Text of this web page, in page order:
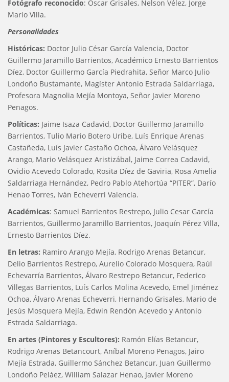
Fotógrafo reconocido: Oscar Grisales, Nelson Vélez, Jorge
Mario Villa.
Personalidades
Históricas: Doctor Julio César García Valencia, Doctor
Guillermo Jaramillo Barrientos, Académico Ernesto Barrientos
Díez, Doctor Guillermo García Piedrahita, Señor Marco Julio
Londoño Bustamante, Magíster Antonio Estrada Saldarriaga,
Profesora Magnolia Mejía Montoya, Señor Javier Moreno
Penagos.
Políticas: Jaime Isaza Cadavid, Doctor Guillermo Jaramillo
Barrientos, Tulio Mario Botero Uribe, Luís Enrique Arenas
Castañeda, Luís Javier Castaño Ochoa, Álvaro Velásquez
Arango, Mario Velásquez Aristizábal, Jaime Correa Cadavid,
Ovidio Acevedo Colorado, Rosita Díez de Gaviria, Rosa Amelia
Saldarriaga Hernández, Pedro Pablo Atehortúa “PITER”, Darío
Henao Torres, Iván Echeverri Valencia.
Académicas: Samuel Barrientos Restrepo, Julio Cesar García
Barrientos, Guillermo Jaramillo Barrientos, Joaquín Pérez Villa,
Ernesto Barrientos Díez.
En letras: Ramiro Arango Mejía, Rodrigo Arenas Betancur,
Delio Barrientos Restrepo, Aurelio Colorado Mosquera, Raúl
Echevarría Barrientos, Álvaro Restrepo Betancur, Federico
Villegas Barrientos, Luís Carlos Molina Acevedo, Emel Jiménez
Ochoa, Álvaro Arenas Echeverri, Hernando Grisales, Mario de
Jesús Mosquera Mejía, Edwin Rendón Acevedo y Antonio
Estrada Saldarriaga.
En artes (Pintores y Escultores): Ramón Elías Betancur,
Rodrigo Arenas Betancourt, Aníbal Moreno Penagos, Jairo
Mejía Estrada, Guillermo Sánchez Betancur, Juan Guillermo
Londoño Peláez, William Salazar Henao, Javier Moreno